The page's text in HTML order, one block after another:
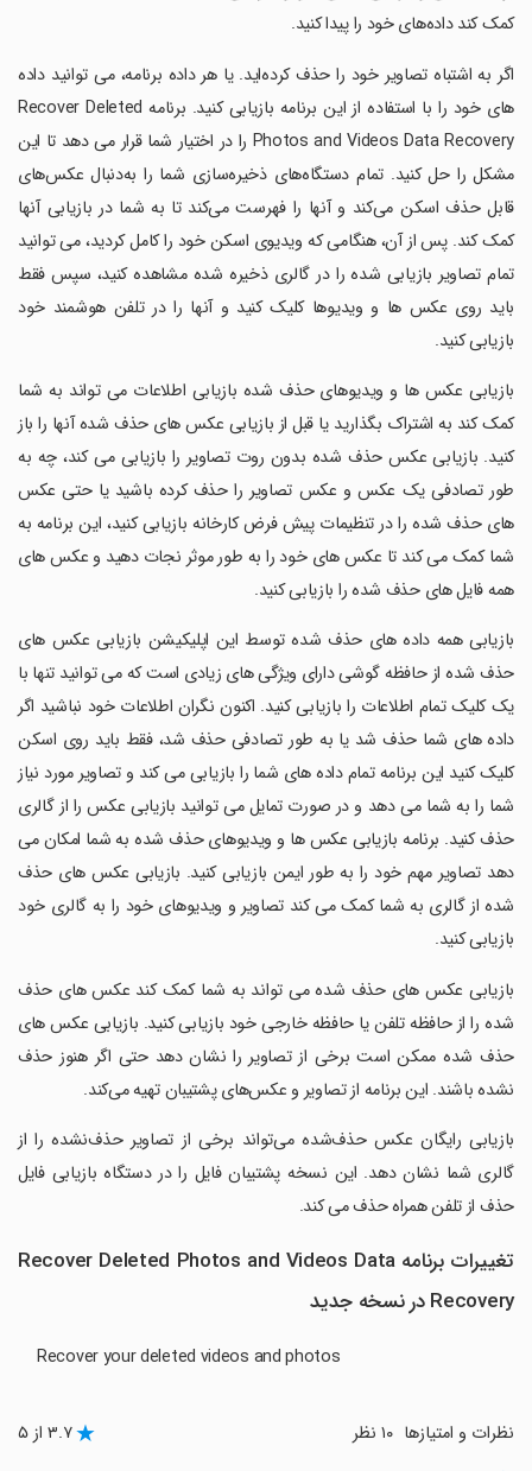
کمک کند داده‌های خود را پیدا کنید.
‏اگر به اشتباه تصاویر خود را حذف کرده‌اید. یا هر داده برنامه، می توانید داده
های خود را با استفاده از این برنامه بازیابی کنید. برنامه Recover Deleted
Photos and Videos Data Recovery را در اختیار شما قرار می دهد تا این
مشکل را حل کنید. تمام دستگاه‌های ذخیره‌سازی شما را به‌دنبال عکس‌های
قابل حذف اسکن می‌کند و آنها را فهرست می‌کند تا به شما در بازیابی آنها
کمک کند. پس از آن، هنگامی که ویدیوی اسکن خود را کامل کردید، می توانید
تمام تصاویر بازیابی شده را در گالری ذخیره شده مشاهده کنید، سپس فقط
باید روی عکس ها و ویدیوها کلیک کنید و آنها را در تلفن هوشمند خود
بازیابی کنید.
‏بازیابی عکس ها و ویدیوهای حذف شده بازیابی اطلاعات می تواند به شما
کمک کند به اشتراک بگذارید یا قبل از بازیابی عکس های حذف شده آنها را باز
کنید. بازیابی عکس حذف شده بدون روت تصاویر را بازیابی می کند، چه به
طور تصادفی یک عکس و عکس تصاویر را حذف کرده باشید یا حتی عکس
های حذف شده را در تنظیمات پیش فرض کارخانه بازیابی کنید، این برنامه به
شما کمک می کند تا عکس های خود را به طور موثر نجات دهید و عکس های
همه فایل های حذف شده را بازیابی کنید.
‏بازیابی همه داده های حذف شده توسط این اپلیکیشن بازیابی عکس های
حذف شده از حافظه گوشی دارای ویژگی های زیادی است که می توانید تنها با
یک کلیک تمام اطلاعات را بازیابی کنید. اکنون نگران اطلاعات خود نباشید اگر
داده های شما حذف شد یا به طور تصادفی حذف شد، فقط باید روی اسکن
کلیک کنید این برنامه تمام داده های شما را بازیابی می کند و تصاویر مورد نیاز
شما را به شما می دهد و در صورت تمایل می توانید بازیابی عکس را از گالری
حذف کنید. برنامه بازیابی عکس ها و ویدیوهای حذف شده به شما امکان می
دهد تصاویر مهم خود را به طور ایمن بازیابی کنید. بازیابی عکس های حذف
شده از گالری به شما کمک می کند تصاویر و ویدیوهای خود را به گالری خود
بازیابی کنید.
‏بازیابی عکس های حذف شده می تواند به شما کمک کند عکس های حذف
شده را از حافظه تلفن یا حافظه خارجی خود بازیابی کنید. بازیابی عکس های
حذف شده ممکن است برخی از تصاویر را نشان دهد حتی اگر هنوز حذف
نشده باشند. این برنامه از تصاویر و عکس‌های پشتیبان تهیه می‌کند.
‏بازیابی رایگان عکس حذف‌شده می‌تواند برخی از تصاویر حذف‌نشده را از
گالری شما نشان دهد. این نسخه پشتیبان فایل را در دستگاه بازیابی فایل
حذف از تلفن همراه حذف می کند.
تغییرات برنامه Recover Deleted Photos and Videos Data
Recovery در نسخه جدید
Recover your deleted videos and photos
نظرات و امتیازها ۳.۷ از ۵